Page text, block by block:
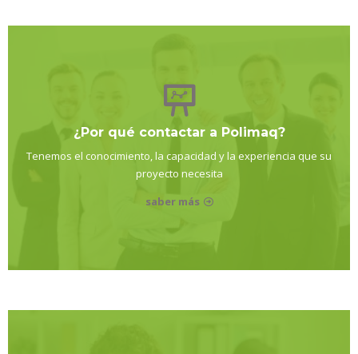
¿Por qué contactar a Polimaq?
Tenemos el conocimiento, la capacidad y la experiencia que su
proyecto necesita
saber más